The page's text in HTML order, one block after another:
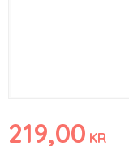
219,00 KR